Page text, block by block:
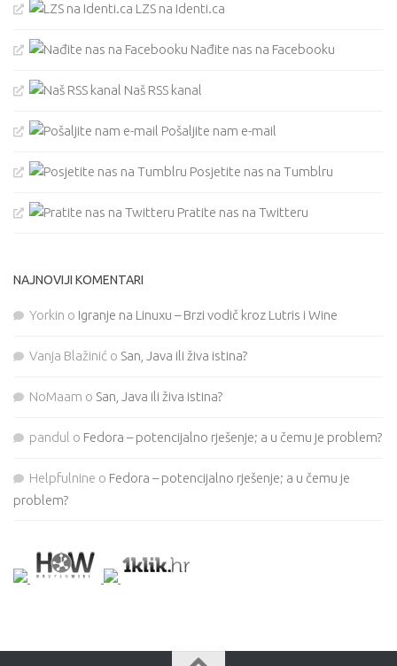
LZS na Identi.ca
Nađite nas na Facebooku
Naš RSS kanal
Pošaljite nam e-mail
Posjetite nas na Tumblru
Pratite nas na Twitteru
NAJNOVIJI KOMENTARI
Yorkin o Igranje na Linuxu – Brzi vodič kroz Lutris i Wine
Vanja Blažinić o San, Java ili živa istina?
NoMaam o San, Java ili živa istina?
pandul o Fedora – potencijalno rješenje; a u čemu je problem?
Helpfulnine o Fedora – potencijalno rješenje; a u čemu je
problem?